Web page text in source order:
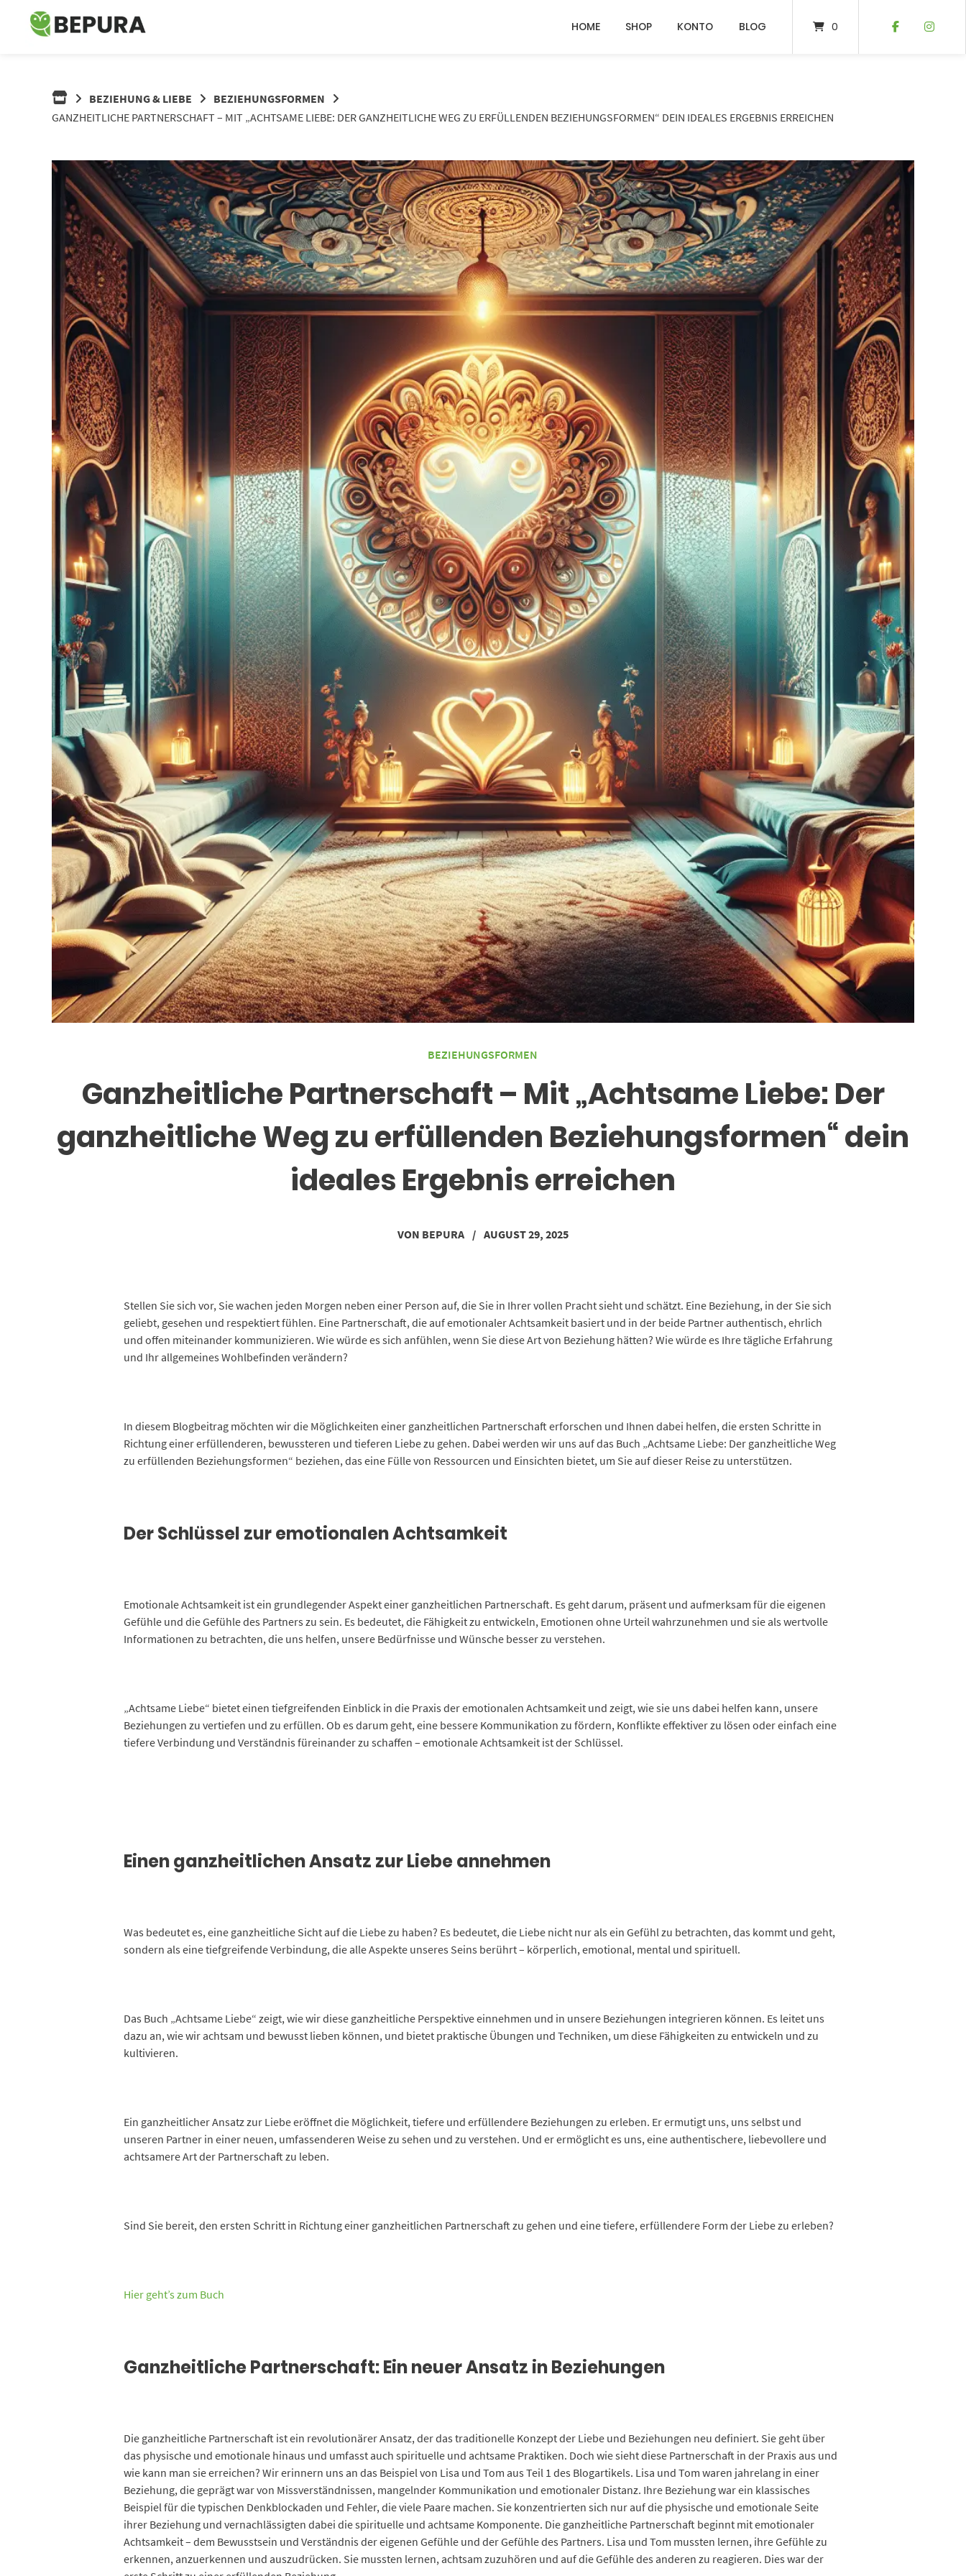
Springe
HOME SHOP KONTO BLOG 0
BEZIEHUNG & LIEBE
BEZIEHUNGSFORMEN
GANZHEITLICHE PARTNERSCHAFT – MIT „ACHTSAME LIEBE: DER GANZHEITLICHE WEG ZU ERFÜLLENDEN BEZIEHUNGSFORMEN“ DEIN IDEALES ERGEBNIS ERREICHEN
BEZIEHUNGSFORMEN
Ganzheitliche Partnerschaft – Mit „Achtsame Liebe: Der
ganzheitliche Weg zu erfüllenden Beziehungsformen“ dein
ideales Ergebnis erreichen
VON BEPURA / AUGUST 29, 2025
Stellen Sie sich vor, Sie wachen jeden Morgen neben einer Person auf, die Sie in Ihrer vollen Pracht sieht und schätzt. Eine Beziehung, in der Sie sich
geliebt, gesehen und respektiert fühlen. Eine Partnerschaft, die auf emotionaler Achtsamkeit basiert und in der beide Partner authentisch, ehrlich
und offen miteinander kommunizieren. Wie würde es sich anfühlen, wenn Sie diese Art von Beziehung hätten? Wie würde es Ihre tägliche Erfahrung
und Ihr allgemeines Wohlbefinden verändern?
In diesem Blogbeitrag möchten wir die Möglichkeiten einer ganzheitlichen Partnerschaft erforschen und Ihnen dabei helfen, die ersten Schritte in
Richtung einer erfüllenderen, bewussteren und tieferen Liebe zu gehen. Dabei werden wir uns auf das Buch „Achtsame Liebe: Der ganzheitliche Weg
zu erfüllenden Beziehungsformen“ beziehen, das eine Fülle von Ressourcen und Einsichten bietet, um Sie auf dieser Reise zu unterstützen.
Der Schlüssel zur emotionalen Achtsamkeit
Emotionale Achtsamkeit ist ein grundlegender Aspekt einer ganzheitlichen Partnerschaft. Es geht darum, präsent und aufmerksam für die eigenen
Gefühle und die Gefühle des Partners zu sein. Es bedeutet, die Fähigkeit zu entwickeln, Emotionen ohne Urteil wahrzunehmen und sie als wertvolle
Informationen zu betrachten, die uns helfen, unsere Bedürfnisse und Wünsche besser zu verstehen.
„Achtsame Liebe“ bietet einen tiefgreifenden Einblick in die Praxis der emotionalen Achtsamkeit und zeigt, wie sie uns dabei helfen kann, unsere
Beziehungen zu vertiefen und zu erfüllen. Ob es darum geht, eine bessere Kommunikation zu fördern, Konflikte effektiver zu lösen oder einfach eine
tiefere Verbindung und Verständnis füreinander zu schaffen – emotionale Achtsamkeit ist der Schlüssel.
Einen ganzheitlichen Ansatz zur Liebe annehmen
Was bedeutet es, eine ganzheitliche Sicht auf die Liebe zu haben? Es bedeutet, die Liebe nicht nur als ein Gefühl zu betrachten, das kommt und geht,
sondern als eine tiefgreifende Verbindung, die alle Aspekte unseres Seins berührt – körperlich, emotional, mental und spirituell.
Das Buch „Achtsame Liebe“ zeigt, wie wir diese ganzheitliche Perspektive einnehmen und in unsere Beziehungen integrieren können. Es leitet uns
dazu an, wie wir achtsam und bewusst lieben können, und bietet praktische Übungen und Techniken, um diese Fähigkeiten zu entwickeln und zu
kultivieren.
Ein ganzheitlicher Ansatz zur Liebe eröffnet die Möglichkeit, tiefere und erfüllendere Beziehungen zu erleben. Er ermutigt uns, uns selbst und
unseren Partner in einer neuen, umfassenderen Weise zu sehen und zu verstehen. Und er ermöglicht es uns, eine authentischere, liebevollere und
achtsamere Art der Partnerschaft zu leben.
Sind Sie bereit, den ersten Schritt in Richtung einer ganzheitlichen Partnerschaft zu gehen und eine tiefere, erfüllendere Form der Liebe zu erleben?
Hier geht’s zum Buch
Ganzheitliche Partnerschaft: Ein neuer Ansatz in Beziehungen
Die ganzheitliche Partnerschaft ist ein revolutionärer Ansatz, der das traditionelle Konzept der Liebe und Beziehungen neu definiert. Sie geht über
das physische und emotionale hinaus und umfasst auch spirituelle und achtsame Praktiken. Doch wie sieht diese Partnerschaft in der Praxis aus und
wie kann man sie erreichen? Wir erinnern uns an das Beispiel von Lisa und Tom aus Teil 1 des Blogartikels. Lisa und Tom waren jahrelang in einer
Beziehung, die geprägt war von Missverständnissen, mangelnder Kommunikation und emotionaler Distanz. Ihre Beziehung war ein klassisches
Beispiel für die typischen Denkblockaden und Fehler, die viele Paare machen. Sie konzentrierten sich nur auf die physische und emotionale Seite
ihrer Beziehung und vernachlässigten dabei die spirituelle und achtsame Komponente. Die ganzheitliche Partnerschaft beginnt mit emotionaler
Achtsamkeit – dem Bewusstsein und Verständnis der eigenen Gefühle und der Gefühle des Partners. Lisa und Tom mussten lernen, ihre Gefühle zu
erkennen, anzuerkennen und auszudrücken. Sie mussten lernen, achtsam zuzuhören und auf die Gefühle des anderen zu reagieren. Dies war der